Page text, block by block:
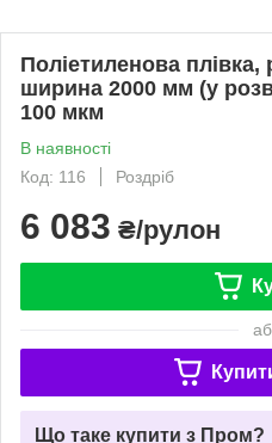
Поліетиленова
ширина 2000 мм (у
100 мкм
В наявності
Код: 116
Роздріб
6 083 ₴/рулон
Що таке купити з Пром?